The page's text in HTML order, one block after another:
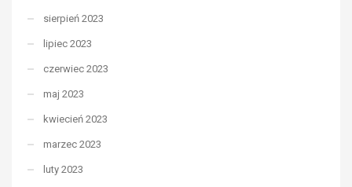
sierpień 2023
lipiec 2023
czerwiec 2023
maj 2023
kwiecień 2023
marzec 2023
luty 2023